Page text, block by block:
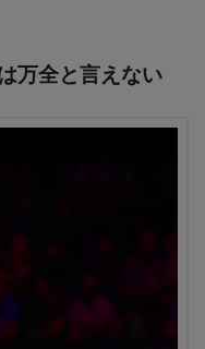
万全と言えない